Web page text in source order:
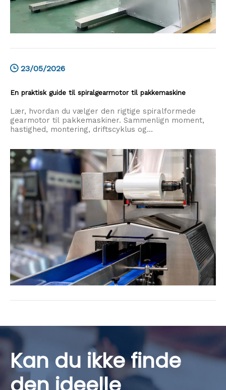
23/05/2026
En praktisk guide til spiralgearmotor til pakkemaskine
Lær, hvordan du vælger den rigtige spiralformede
gearmotor til pakkemaskiner. Sammenlign moment,
hastighed, montering, driftscyklus og
Kan du ikke finde